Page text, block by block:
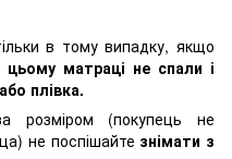
в тому випадку, якщо
матраці не спали і
плівка.
розміром (покупець не
не поспішайте знімати з